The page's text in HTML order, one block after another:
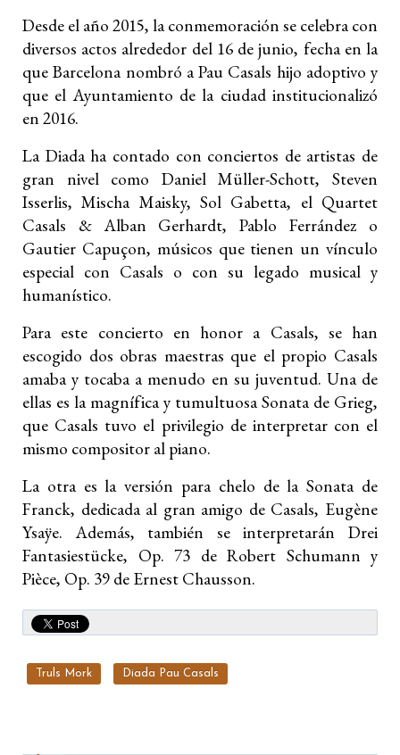
Desde el año 2015, la conmemoración se celebra con
diversos actos alrededor del 16 de junio, fecha en la
que Barcelona nombró a Pau Casals hijo adoptivo y
que el Ayuntamiento de la ciudad institucionalizó
en 2016.
La Diada ha contado con conciertos de artistas de
gran nivel como Daniel Müller-Schott, Steven
Isserlis, Mischa Maisky, Sol Gabetta, el Quartet
Casals & Alban Gerhardt, Pablo Ferrández o
Gautier Capuçon, músicos que tienen un vínculo
especial con Casals o con su legado musical y
humanístico.
Para este concierto en honor a Casals, se han
escogido dos obras maestras que el propio Casals
amaba y tocaba a menudo en su juventud. Una de
ellas es la magnífica y tumultuosa Sonata de Grieg,
que Casals tuvo el privilegio de interpretar con el
mismo compositor al piano.
La otra es la versión para chelo de la Sonata de
Franck, dedicada al gran amigo de Casals, Eugène
Ysaÿe. Además, también se interpretarán Drei
Fantasiestücke, Op. 73 de Robert Schumann y
Pièce, Op. 39 de Ernest Chausson.
Truls Mork Diada Pau Casals